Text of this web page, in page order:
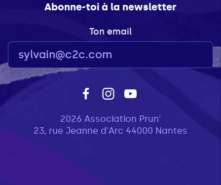
Abonne-toi à la newsletter
Ton email
2026 Association Prun'
23, rue Jeanne d'Arc 44000 Nantes